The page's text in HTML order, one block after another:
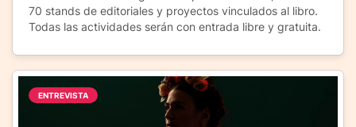
70 stands de editoriales y proyectos vinculados al libro.
Todas las actividades serán con entrada libre y gratuita.
ENTREVISTA